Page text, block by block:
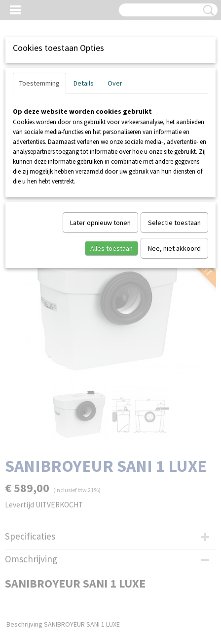
Inloggen Registreren
UW WINKELWAGEN
SANI 1 LUXE
UITVERKOCHT
SANIBROYEUR SANI 1 LUXE
€ 589,00 (inclusief btw 21%)
Levertijd UITVERKOCHT
Specificaties
Productcode leverancier
SANI1
7,00 Kg
Omschrijving
SANIBROYEUR SANI 1 LUXE
Beschrijving SANIBROYEUR SANI 1 LUXE
Cookies toestaan Opties
Toestemming Details Over
Op deze website worden cookies gebruikt
Cookies worden door ons gebruikt voor verkeersanalyse, het aanbieden
van sociale media-functies en het personaliseren van informatie en
advertenties. Daarnaast verlenen we onze sociale media-, advertentie- en
analysepartners toegang tot informatie over hoe u onze site gebruikt. Zij
kunnen deze informatie gebruiken in combinatie met andere gegevens
die zij mogelijk hebben verzameld door uw gebruik van hun diensten of
die u hen hebt verstrekt.
Later opnieuw tonen Selectie toestaan
Alles toestaan Nee, niet akkoord